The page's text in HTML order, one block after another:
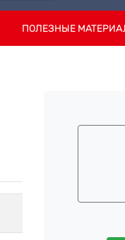
ПОЛЕЗНЫЕ